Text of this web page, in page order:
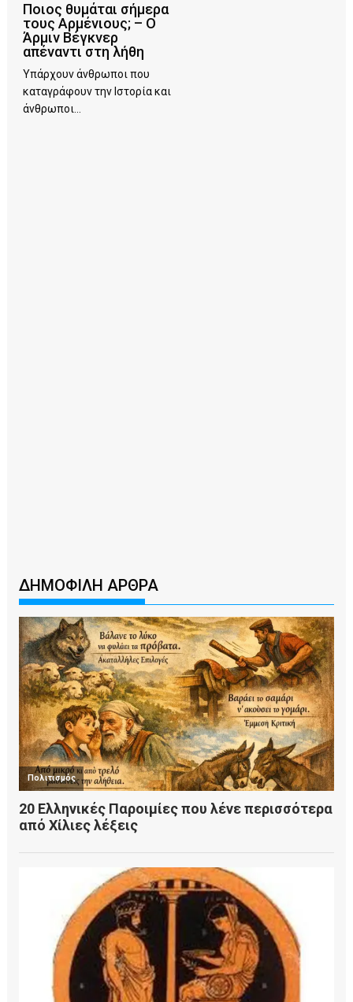
Ποιος θυμάται σήμερα
τους Αρμένιους; – Ο
Άρμιν Βέγκνερ
απέναντι στη λήθη
Υπάρχουν άνθρωποι που
καταγράφουν την Ιστορία και
άνθρωποι...
ΔΗΜΟΦΙΛΗ ΑΡΘΡΑ